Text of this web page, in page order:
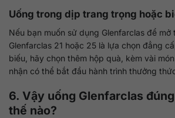
Uống trong dịp trang trọng hoặc
Nếu bạn muốn sử dụng Glenfarclas để mở
Glenfarclas 21 hoặc 25 là lựa chọn đẳng
biếu, hãy chọn thêm hộp quà, kèm vài
nhận có thể bắt đầu hành trình thưởng
6. Vậy uống Glenfarclas
thế nào?